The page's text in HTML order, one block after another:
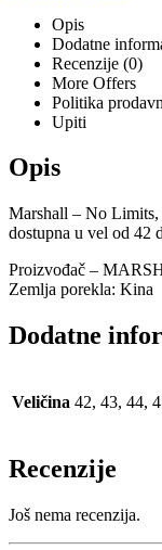
Opis
Dodatne
Recenzije (0)
More Offers
Politika
Upiti
Opis
Marshall – No
dostupna u vel od 42
Proizvođač –
Zemlja porekla: Kina
Dodatne
Veličina 42, 43, 44,
Recenzije
Još nema recenzija.